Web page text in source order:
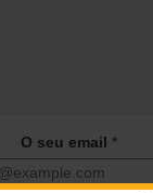
O seu email *